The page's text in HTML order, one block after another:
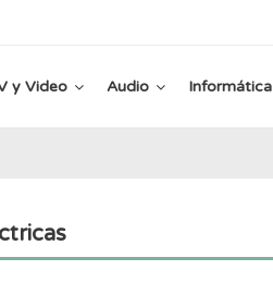
y Video Audio Informática